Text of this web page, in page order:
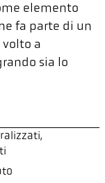
elemento
fa parte di un
a
sia lo